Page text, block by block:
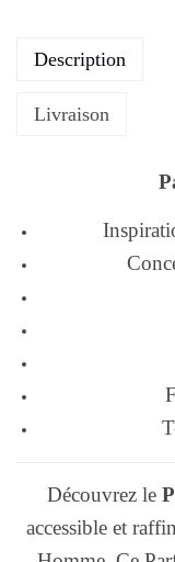
Description
Livraison
Découvrez le
accessible et